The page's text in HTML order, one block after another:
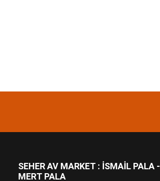
SEHER AV MARKET : İSMAIL PALA -
MERT PALA